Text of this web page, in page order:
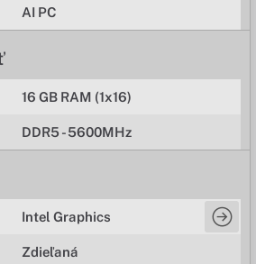
AI PC
16 GB RAM (1x16)
DDR5 - 5600MHz
Intel Graphics
Zdieľaná